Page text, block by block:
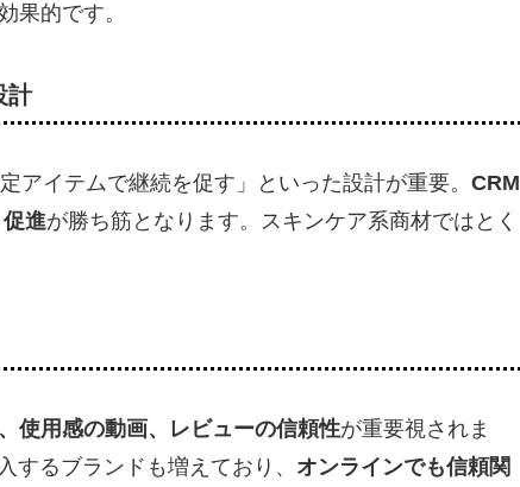
果的です。
計
イテムで継続を促す」といった設計が重要。 CRM
進が勝ち筋となります。スキンケア系商材ではとく
使用感の動画、レビューの信頼性が重要視されま
するブランドも増えており、 オンラインでも信頼関